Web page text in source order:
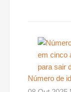
Número de